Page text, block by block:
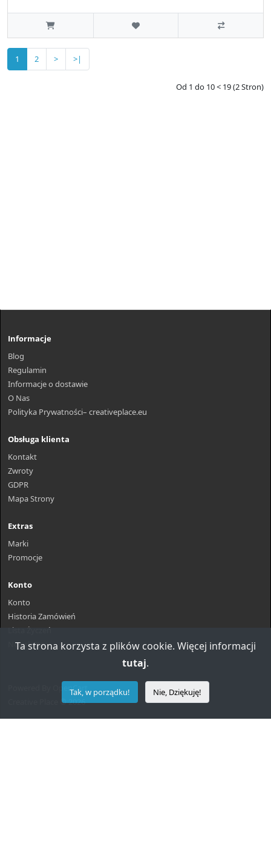
1 2 > >|
Od 1 do 10 < 19 (2 Stron)
Informacje
Blog
Regulamin
Informacje o dostawie
O Nas
Polityka Prywatności– creativeplace.eu
Obsługa klienta
Kontakt
Zwroty
GDPR
Mapa Strony
Extras
Marki
Promocje
Konto
Konto
Historia Zamówień
Lista Życzeń
Newsletter
OpenCart
Creative Place © 2026
Ta strona korzysta z plików cookie. Więcej informacji
tutaj.
Tak, w porządku! Nie, Dziękuję!